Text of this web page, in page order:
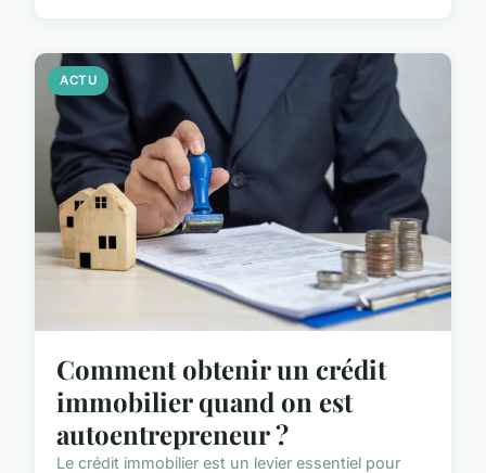
ACTU
Comment obtenir un crédit
immobilier quand on est
autoentrepreneur ?
Le crédit immobilier est un levier essentiel pour